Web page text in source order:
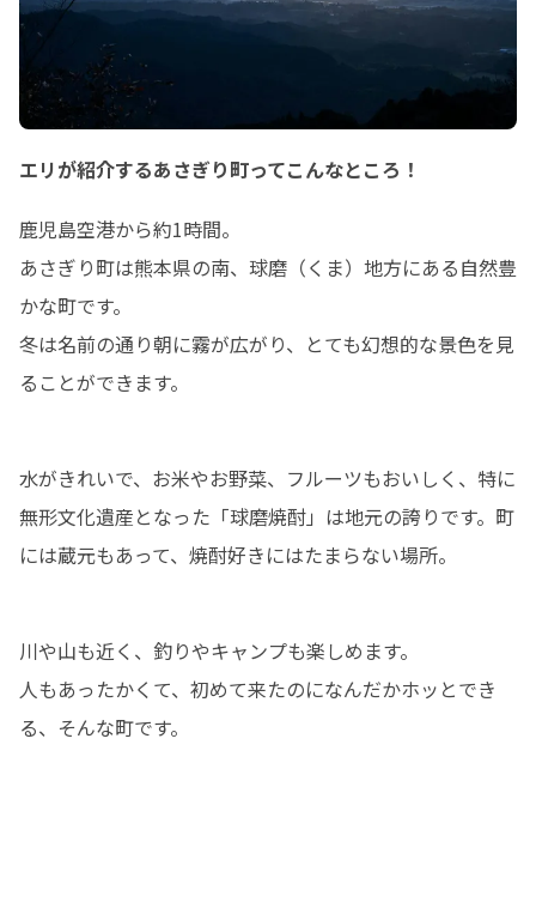
エリが紹介するあさぎり町ってこんなところ！
鹿児島空港から約1時間。
あさぎり町は熊本県の南、球磨（くま）地方にある自然豊
かな町です。
冬は名前の通り朝に霧が広がり、とても幻想的な景色を見
ることができます。
水がきれいで、お米やお野菜、フルーツもおいしく、特に
無形文化遺産となった「球磨焼酎」は地元の誇りです。町
には蔵元もあって、焼酎好きにはたまらない場所。
川や山も近く、釣りやキャンプも楽しめます。
人もあったかくて、初めて来たのになんだかホッとでき
る、そんな町です。